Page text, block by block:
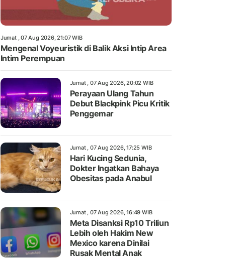
Jumat , 07 Aug 2026, 21:07 WIB
Mengenal Voyeuristik di Balik Aksi Intip Area
Intim Perempuan
Jumat , 07 Aug 2026, 20:02 WIB
Perayaan Ulang Tahun
Debut Blackpink Picu Kritik
Penggemar
Jumat , 07 Aug 2026, 17:25 WIB
Hari Kucing Sedunia,
Dokter Ingatkan Bahaya
Obesitas pada Anabul
Jumat , 07 Aug 2026, 16:49 WIB
Meta Disanksi Rp10 Triliun
Lebih oleh Hakim New
Mexico karena Dinilai
Rusak Mental Anak